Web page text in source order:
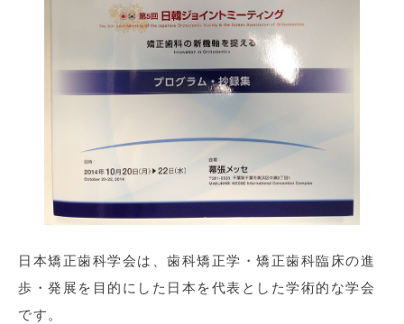
日本矯正歯科学会は、歯科矯正学・矯正歯科臨床の進
歩・発展を目的にした日本を代表とした学術的な学会
です。